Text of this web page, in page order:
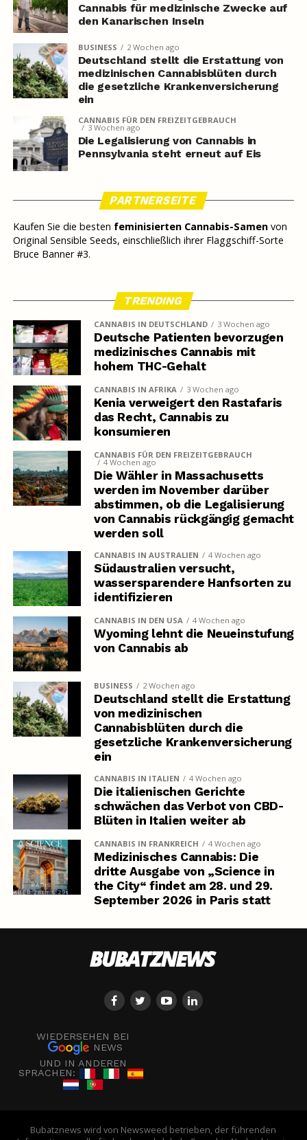
Cannabis für medizinische Zwecke auf
den Kanarischen Inseln
BUSINESS 2 Wochen ago
Deutschland stellt die Erstattung von
medizinischen Cannabisblüten durch
die gesetzliche Krankenversicherung
ein
CANNABIS FÜR DEN FREIZEITGEBRAUCH
3 Wochen ago
Die Legalisierung von Cannabis in
Pennsylvania steht erneut auf Eis
PARTNERSEITE
Kaufen Sie die besten feminisierten Cannabis-Samenvon
Original Sensible Seeds, einschließlich ihrer Flaggschiff-Sorte
Bruce Banner #3.
TRENDING
CANNABIS IN DEUTSCHLAND 3 Wochen ago
Deutsche Patienten bevorzugen
medizinisches Cannabis mit
hohem THC-Gehalt
CANNABIS IN AFRIKA 3 Wochen ago
Kenia verweigert den Rastafaris
das Recht, Cannabis zu
konsumieren
CANNABIS FÜR DEN FREIZEITGEBRAUCH
4 Wochen ago
Die Wähler in Massachusetts
werden im November darüber
abstimmen, ob die Legalisierung
von Cannabis rückgängig gemacht
werden soll
CANNABIS IN AUSTRALIEN 4 Wochen ago
Südaustralien versucht,
wassersparendere Hanfsorten zu
identifizieren
CANNABIS IN DEN USA 4 Wochen ago
Wyoming lehnt die Neueinstufung
von Cannabis ab
BUSINESS 2 Wochen ago
Deutschland stellt die Erstattung
von medizinischen
Cannabisblüten durch die
gesetzliche Krankenversicherung
ein
CANNABIS IN ITALIEN 4 Wochen ago
Die italienischen Gerichte
schwächen das Verbot von CBD-
Blüten in Italien weiter ab
CANNABIS IN FRANKREICH 4 Wochen ago
Medizinisches Cannabis: Die
dritte Ausgabe von „Science in
the City“ findet am 28. und 29.
September 2026 in Paris statt
WIEDERSEHEN BEI
NEWS
UND IN ANDEREN
SPRACHEN:
Bubatznews wird von Newsweed betrieben, der führenden